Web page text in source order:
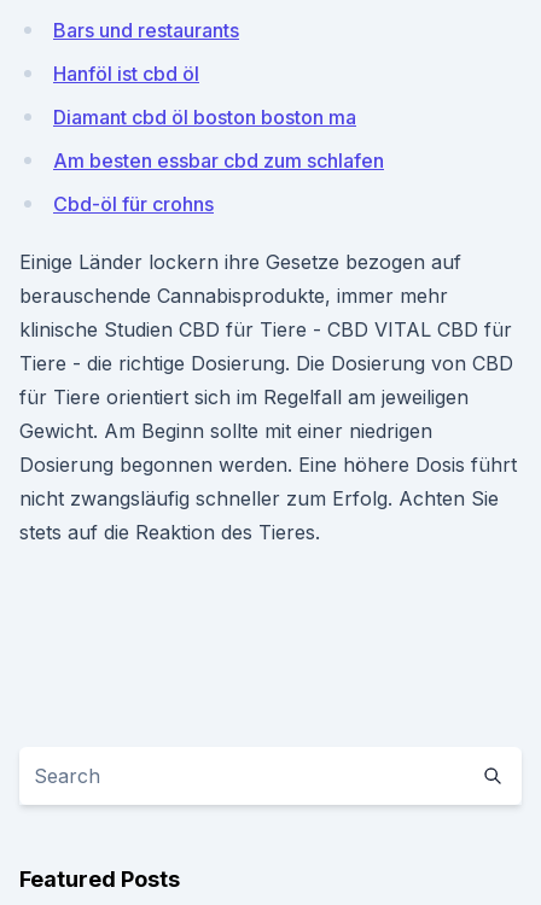
Bars und restaurants
Hanföl ist cbd öl
Diamant cbd öl boston boston ma
Am besten essbar cbd zum schlafen
Cbd-öl für crohns
Einige Länder lockern ihre Gesetze bezogen auf
berauschende Cannabisprodukte, immer mehr
klinische Studien CBD für Tiere - CBD VITAL CBD für
Tiere - die richtige Dosierung. Die Dosierung von CBD
für Tiere orientiert sich im Regelfall am jeweiligen
Gewicht. Am Beginn sollte mit einer niedrigen
Dosierung begonnen werden. Eine höhere Dosis führt
nicht zwangsläufig schneller zum Erfolg. Achten Sie
stets auf die Reaktion des Tieres.
Featured Posts